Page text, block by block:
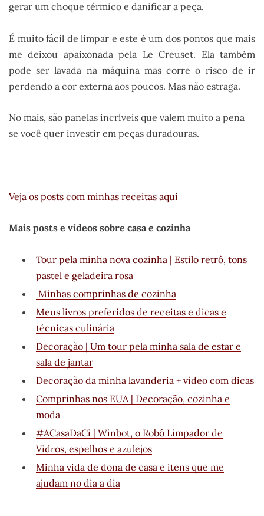
gerar um choque térmico e danificar a peça.
É muito fácil de limpar e este é um dos pontos que mais
me deixou apaixonada pela Le Creuset. Ela também
pode ser lavada na máquina mas corre o risco de ir
perdendo a cor externa aos poucos. Mas não estraga.
No mais, são panelas incríveis que valem muito a pena
se você quer investir em peças duradouras.
Veja os posts com minhas receitas aqui
Mais posts e vídeos sobre casa e cozinha
Tour pela minha nova cozinha | Estilo retrô, tons
pastel e geladeira rosa
Minhas comprinhas de cozinha
Meus livros preferidos de receitas e dicas e
técnicas culinária
Decoração | Um tour pela minha sala de estar e
sala de jantar
Decoração da minha lavanderia + vídeo com dicas
Comprinhas nos EUA | Decoração, cozinha e
moda
#ACasaDaCi | Winbot, o Robô Limpador de
Vidros, espelhos e azulejos
Minha vida de dona de casa e itens que me
ajudam no dia a dia